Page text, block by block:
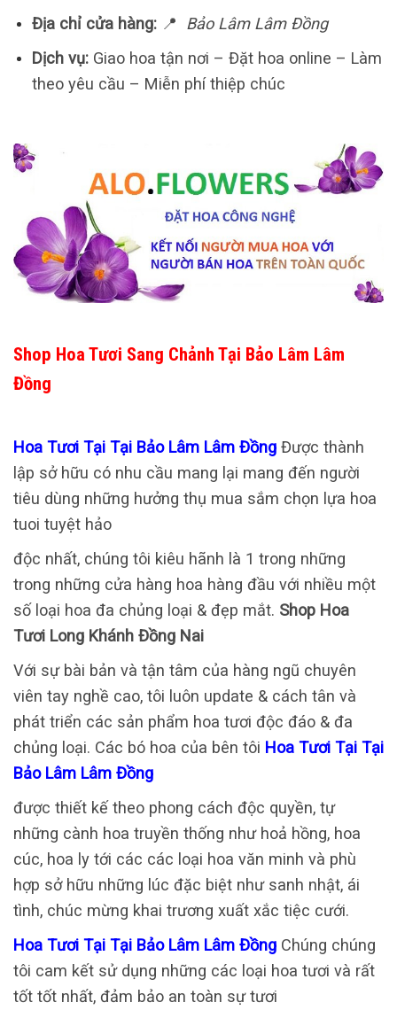
Địa chỉ cửa hàng:📍
Bảo Lâm Lâm Đồng
Dịch vụ:Giao hoa tận nơi – Đặt hoa online – Làm
theo yêu cầu – Miễn phí thiệp chúc
Shop Hoa Tươi Sang Chảnh Tại Bảo Lâm Lâm
Đồng
Hoa Tươi Tại Tại Bảo Lâm Lâm Đồng Được thành
lập sở hữu có nhu cầu mang lại mang đến người
tiêu dùng những hưởng thụ mua sắm chọn lựa hoa
tuoi tuyệt hảo
độc nhất, chúng tôi kiêu hãnh là 1 trong những
trong những cửa hàng hoa hàng đầu với nhiều một
số loại hoa đa chủng loại & đẹp mắt. Shop Hoa
Tươi Long Khánh Đồng Nai
Với sự bài bản và tận tâm của hàng ngũ chuyên
viên tay nghề cao, tôi luôn update & cách tân và
phát triển các sản phẩm hoa tươi độc đáo & đa
chủng loại. Các bó hoa của bên tôi Hoa Tươi Tại Tại
Bảo Lâm Lâm Đồng
được thiết kế theo phong cách độc quyền, tự
những cành hoa truyền thống như hoả hồng, hoa
cúc, hoa ly tới các các loại hoa văn minh và phù
hợp sở hữu những lúc đặc biệt như sanh nhật, ái
tình, chúc mừng khai trương xuất xắc tiệc cưới.
Hoa Tươi Tại Tại Bảo Lâm Lâm Đồng Chúng chúng
tôi cam kết sử dụng những các loại hoa tươi và rất
tốt tốt nhất, đảm bảo an toàn sự tươi